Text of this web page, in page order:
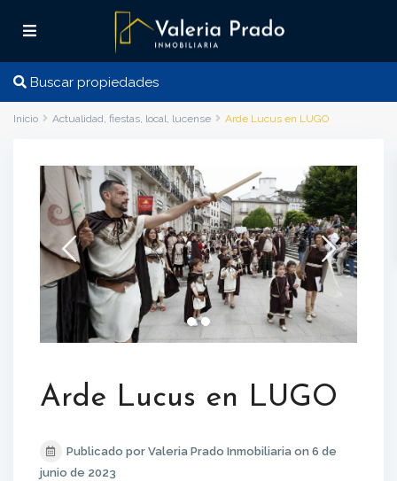
Buscar propiedades
Inicio Actualidad, fiestas, local, lucense Arde Lucus en LUGO
Arde Lucus en LUGO
Publicado por Valeria Prado Inmobiliaria on 6 de
junio de 2023